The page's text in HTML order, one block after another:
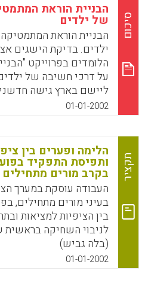
סיכום
הבניית הוראת
של ילדים
הבניית הוראת
ילדים. בדיקת הישגים
הלומדים בפרוייקט
על דרכי חשיבה של
ליישם בארץ גישה
לפיה המורות לומדות
של ילדים בפתרון בעיות
העוסק בתחום זה. ידע
ההוראה. במהלך ההוראה
מאתגרות. הילדים
שונות תוך כדי דיון. (רותי
WhatsApp
X
01-01-2002
תקציר
הלימה ופערים בין
ותפיסת התפקיד
בקרב מורים מתחילים
העבודה עוסקת במערך
בעיני מורים מתחילים,
בין הציפיות למציאות
לניבוי השחיקה בראשית
(בלה גביש)
WhatsApp
X 01-01-2002